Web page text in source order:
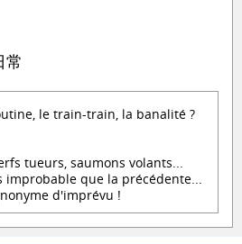
常
le train-train, la banalité ?
tueurs, saumons volants...
improbable que la précédente...
d'imprévu !